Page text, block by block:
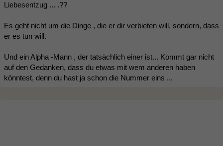
Liebesentzug ... .??
Es geht nicht um die Dinge , die er dir verbieten will, sondern, dass
er es tun will.
Und ein Alpha -Mann , der tatsächlich einer ist... Kommt gar nicht
auf den Gedanken, dass du etwas mit wem anderen haben
könntest, denn du hast ja schon die Nummer eins ...